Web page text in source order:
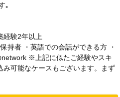
｡
経験2年以上
持者 ・英語での会話ができる方 ・
※上記に似たご経験やスキ
み可能なケースもございます。まず